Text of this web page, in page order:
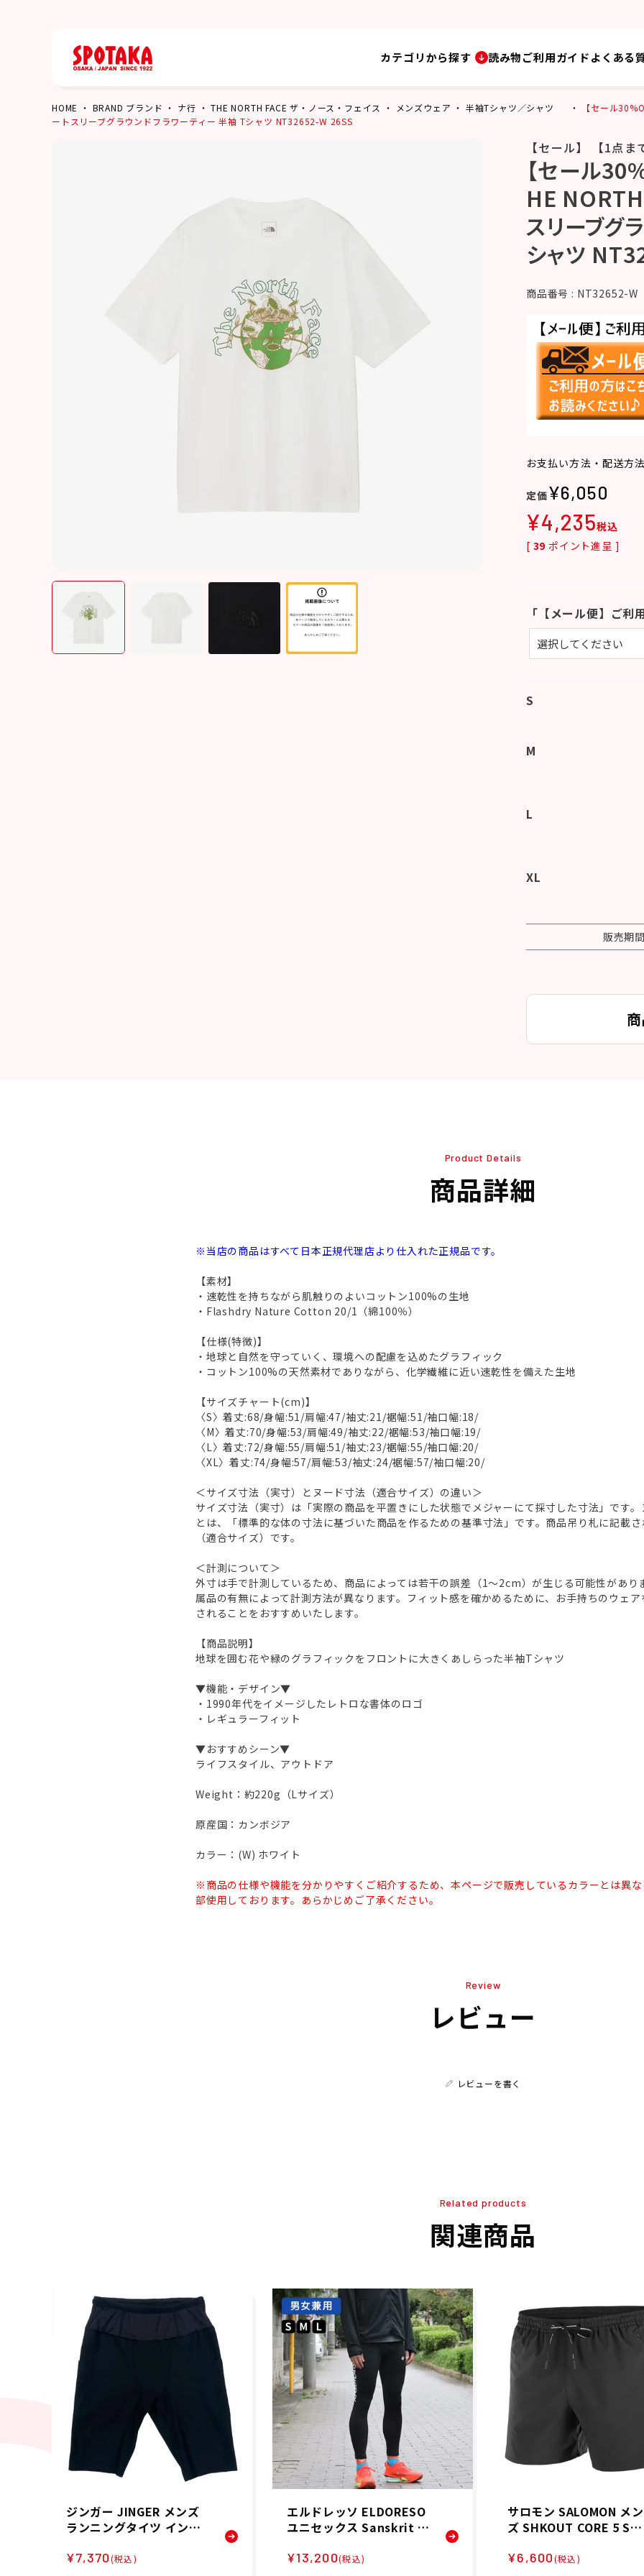
カテゴリから探す 読み物ご利用ガイドよくある
HOME BRAND ブランド ナ行 THE NORTH FACE ザ・ノース・フェイス メンズウェア 半袖Tシャツ／シャツ
【セール
ートスリーブグラウンドフラワーティー 半袖 Tシャツ NT32652-W 26SS
【セール】 【1点ま
【セール
HE NORTH
スリーブグ
シャツ
商品番号 NT32652-W
お支払い方法・配送方
¥6,050
¥4,235税込
[ 39 ポイント進呈 ]
「【メール便】ご
S
M
L
XL
販売期間
Product Details
商品詳細
※当店の商品はすべて日本正規代理店より仕入れた正規品です。
【素材】
・速乾性を持ちながら肌触りのよいコットン100%の生地
・Flashdry Nature Cotton 20/1（綿100％）
【仕様(特徴)】
・地球と自然を守っていく、環境への配慮を込めたグラフィック
・コットン100%の天然素材でありながら、化学繊維に近い速乾性を備えた生地
【サイズチャート(cm)】
〈S〉着丈:68/身幅:51/肩幅:47/袖丈:21/裾幅:51/袖口幅:18/
〈M〉着丈:70/身幅:53/肩幅:49/袖丈:22/裾幅:53/袖口幅:19/
〈L〉着丈:72/身幅:55/肩幅:51/袖丈:23/裾幅:55/袖口幅:20/
〈XL〉着丈:74/身幅:57/肩幅:53/袖丈:24/裾幅:57/袖口幅:20/
＜サイズ寸法（実寸）とヌード寸法（適合サイズ）の違い＞
サイズ寸法（実寸）は「実際の商品を平置きにした状態でメジャーにて採寸した寸法」です。
とは、「標準的な体の寸法に基づいた商品を作るための基準寸法」です。商品吊り札に記載
（適合サイズ）です。
＜計測について＞
外寸は手で計測しているため、商品によっては若干の誤差（1～2cm）が生じる可能性があり
属品の有無によって計測方法が異なります。フィット感を確かめるために、お手持ちのウェ
されることをおすすめいたします。
【商品説明】
地球を囲む花や緑のグラフィックをフロントに大きくあしらった半袖Tシャツ
▼機能・デザイン▼
・1990年代をイメージしたレトロな書体のロゴ
・レギュラーフィット
▼おすすめシーン▼
ライフスタイル、アウトドア
Weight：約220g（Lサイズ）
原産国：カンボジア
カラー：(W) ホワイト
※商品の仕様や機能を分かりやすくご紹介するため、本ページで販売しているカラーとは異
部使用しております。あらかじめご了承ください。
Review
レビュー
レビューを書く
Related products
関連商品
ジンガー JINGER メンズ
ランニングタイツ インナ
4FA 秋冬
¥7,370(税込)
エルドレッソ ELDORESO
ユニセックス Sanskrit L
ングパンツ E2406225 25F
¥13,200(税込)
サロモン SALOMON メン
ズ SHKOUT CORE 5 SHO
ンツ LC2450400 26FA
¥6,600(税込)